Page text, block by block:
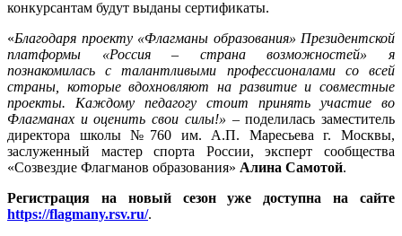
конкурсантам будут выданы сертификаты.
«Благодаря проекту «Флагманы образования» Президентской
платформы «Россия – страна возможностей» я
познакомилась с талантливыми профессионалами со всей
страны, которые вдохновляют на развитие и совместные
проекты. Каждому педагогу стоит принять участие во
Флагманах и оценить свои силы!» – поделилась заместитель
директора школы №760 им. А.П. Маресьева г. Москвы,
заслуженный мастер спорта России, эксперт сообщества
«Созвездие Флагманов образования» Алина Самотой.
Регистрация на новый сезон уже доступна на сайте
https://flagmany.rsv.ru/.